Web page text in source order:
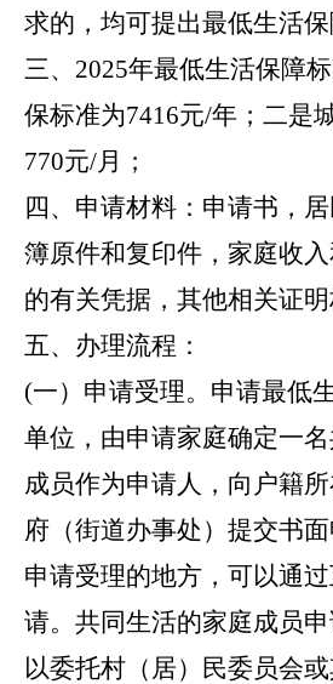
求的，均可提出最低生活保
三、 2025年最低生活保障
保标准为7416元/年； 二是
770元/月；
四、申请材料： 申请书，
簿原件和复印件，家庭收
的有关凭据，其他相关证明
五、办理流程：
(一）申请受理。 申请最低
单位，由申请家庭确定一
成员作为申请人，向户籍
府（街道办事处）提交书
申请受理的地方，可以通
请。共同生活的家庭成员
以委托村（居）民委员会